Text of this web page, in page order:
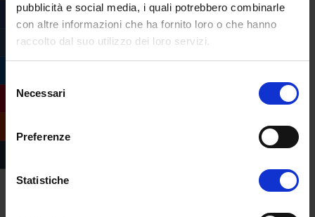
pubblicità e social media, i quali potrebbero combinarle
con altre informazioni che ha fornito loro o che hanno
raccolto dal suo utilizzo dei loro servizi.
delNecessari
Preferenze
Statistiche
Compila il form e
richiedi informazioni
sull’offerta formativa